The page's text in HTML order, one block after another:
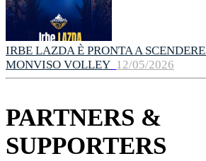
IRBE LAZDA È PRONTA A
MONVISO VOLLEY 12/05/2026
PARTNERS &
SUPPORTERS